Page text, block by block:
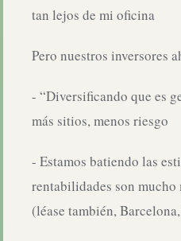
tan lejos de mi oficina
Pero nuestros inversores
- “Diversificando que es
más sitios, menos riesgo
- Estamos batiendo las
rentabilidades son mucho
(léase también,